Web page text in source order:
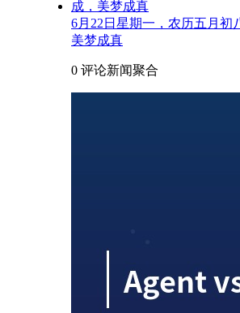
6月22日星期一，农历五月初
美梦成真
0 评论新闻聚合